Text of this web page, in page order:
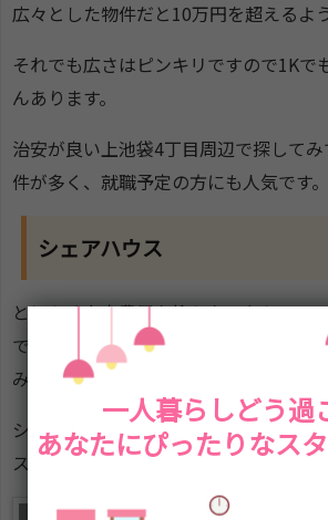
広々とした物件だと10万円を超えるよ
それでも広さはピンキリですので1Kで
んあります。
治安が良い上池袋4丁目周辺で探して
件が多く、就職予定の方にも人気です。
シェアハウス
とにかく上京費用を抑えたいならシェ
です。シェアハウスは都内各所に増えて
みやすい物件がたくさん増えています！
シェアハウスで暮らす魅力については
ス暮らしをしているリンちゃんの記事
上京してシェアハウスに2年
一人暮らしどう過
あなたにぴったりなス